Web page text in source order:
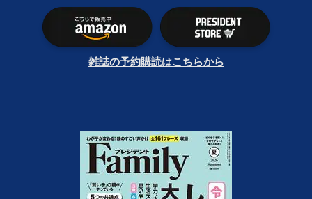
雑誌の予約購読はこちらから